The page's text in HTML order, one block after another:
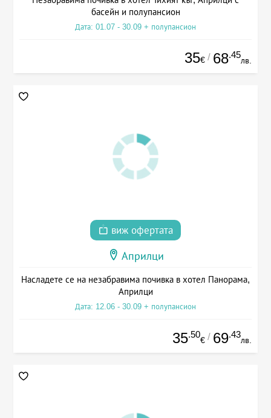
басейн и полупансион
Дата: 01.07 - 30.09 + полупансион
35€ / 68.45
лв.
виж офертата
Априлци
Насладете се на незабравима почивка в хотел Панорама,
Априлци
Дата: 12.06 - 30.09 + полупансион
35.50
€ / 69.43
лв.